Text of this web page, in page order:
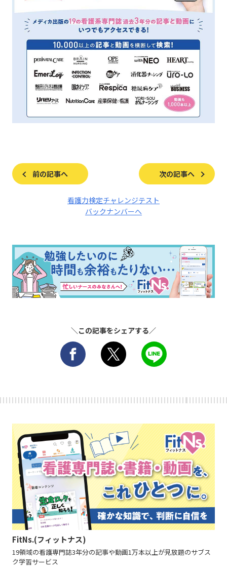
前の記事へ 次の記事へ
看護力検定チャレンジテスト
バックナンバーへ
＼この記事をシェアする／
FitNs.(フィットナス)
19領域の看護専門誌3年分の記事や動画1万本以上が見放題のサブス
ク学習サービス